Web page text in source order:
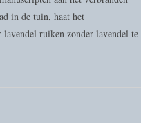
in de tuin, haat het
lavendel ruiken zonder lavendel